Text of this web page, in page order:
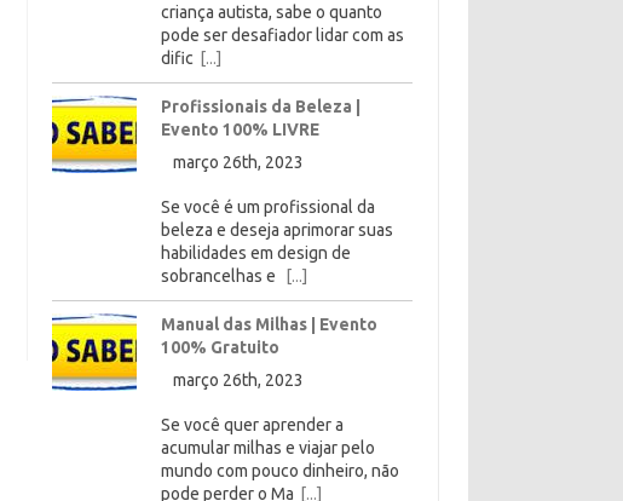
criança autista, sabe o quanto
pode ser desafiador lidar com as
dific [...]
Profissionais da Beleza |
Evento 100% LIVRE
março 26th, 2023
Se você é um profissional da
beleza e deseja aprimorar suas
habilidades em design de
sobrancelhas e
[...]
Manual das Milhas | Evento
100% Gratuito
março 26th, 2023
Se você quer aprender a
acumular milhas e viajar pelo
mundo com pouco dinheiro, não
pode perder o Ma [...]